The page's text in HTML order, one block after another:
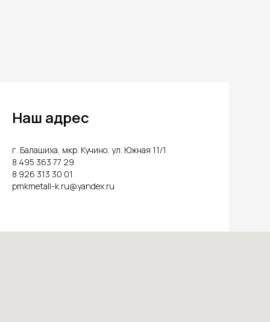
Наш адрес
г. Балашиха, мкр. Кучино, ул. Южная 11/1
8 495 363 77 29
8 926 313 30 01
pmkmetall-k.ru@yandex.ru